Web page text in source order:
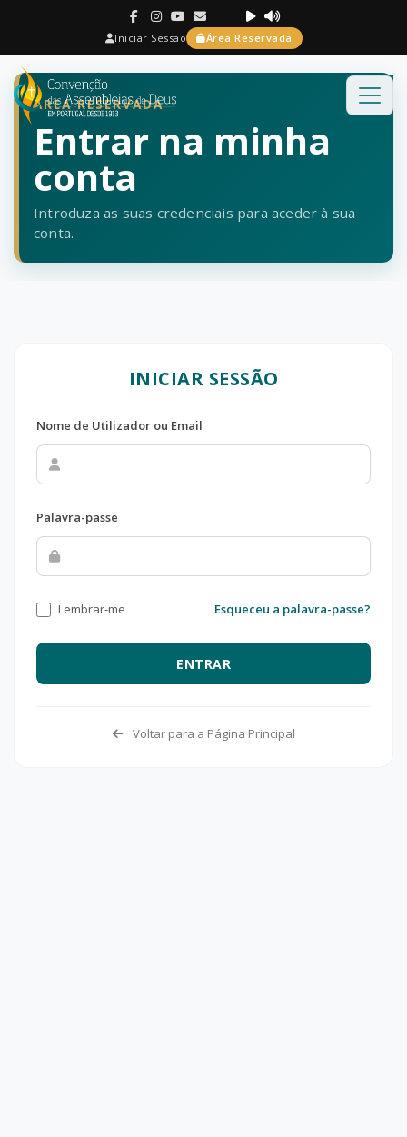
Iniciar Sessão Área Reservada
ÁREA RESERVADA
Entrar na minha
conta
Introduza as suas credenciais para aceder à sua
conta.
INICIAR SESSÃO
Nome de Utilizador ou Email
Palavra-passe
Lembrar-me Esqueceu a palavra-passe?
ENTRAR
Voltar para a Página Principal